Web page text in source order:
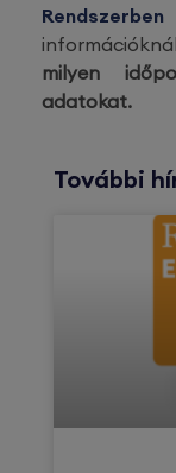
Rendszerben
milyen
adatokat.
További